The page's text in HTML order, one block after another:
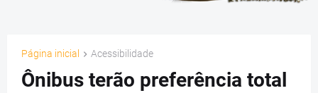
Página inicial Acessibilidade
Ônibus terão preferência total